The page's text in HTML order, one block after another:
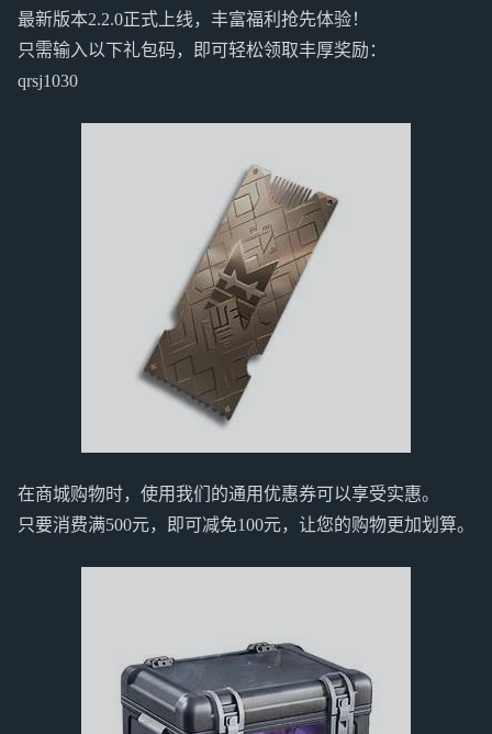
最新版本2.2.0正式上线，丰富福利抢先体验！
只需输入以下礼包码，即可轻松领取丰厚奖励：
qrsj1030
在商城购物时，使用我们的通用优惠券可以享受实惠。
只要消费满500元，即可减免100元，让您的购物更加划算。